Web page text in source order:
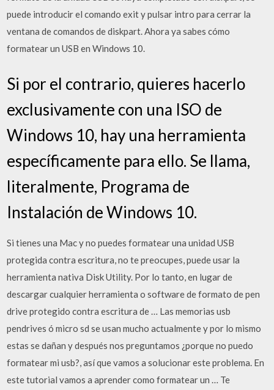
puede introducir el comando exit y pulsar intro para cerrar la
ventana de comandos de diskpart. Ahora ya sabes cómo
formatear un USB en Windows 10.
Si por el contrario, quieres hacerlo
exclusivamente con una ISO de
Windows 10, hay una herramienta
específicamente para ello. Se llama,
literalmente, Programa de
Instalación de Windows 10.
Si tienes una Mac y no puedes formatear una unidad USB
protegida contra escritura, no te preocupes, puede usar la
herramienta nativa Disk Utility. Por lo tanto, en lugar de
descargar cualquier herramienta o software de formato de pen
drive protegido contra escritura de … Las memorias usb
pendrives ó micro sd se usan mucho actualmente y por lo mismo
estas se dañan y después nos preguntamos ¿porque no puedo
formatear mi usb?, así que vamos a solucionar este problema. En
este tutorial vamos a aprender como formatear un … Te